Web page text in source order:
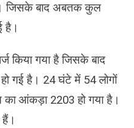
जिसके बाद अबतक कुल
है।
किया गया है जिसके बाद
गई है। 24 घंटे में 54 लोगों
का आंकड़ा 2203 हो गया है।